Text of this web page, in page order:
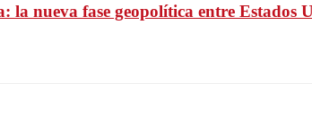
la nueva fase geopolítica entre